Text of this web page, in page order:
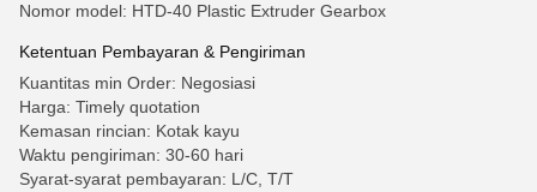
Nomor model: HTD-40 Plastic Extruder Gearbox
Ketentuan Pembayaran & Pengiriman
Kuantitas min Order: Negosiasi
Harga: Timely quotation
Kemasan rincian: Kotak kayu
Waktu pengiriman: 30-60 hari
Syarat-syarat pembayaran: L/C, T/T